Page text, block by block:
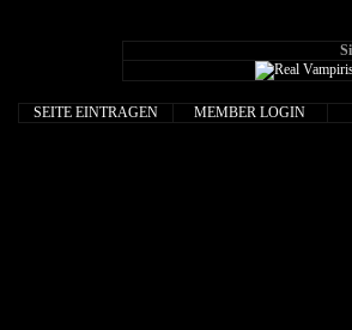
SEITE EINTRAGEN MEMBER LOGIN